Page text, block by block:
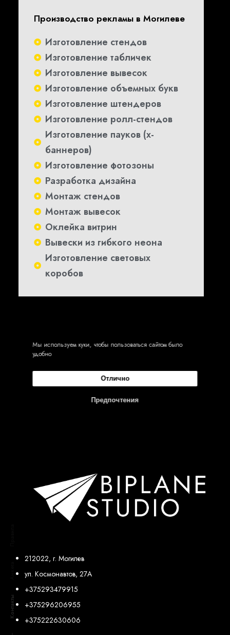
Анкета
Контакты
Производство рекламы в Могилеве
Изготовление стендов
Изготовление табличек
Изготовление вывесок
Изготовление объемных букв
Изготовление штендеров
Изготовление ролл-стендов
Изготовление пауков (х-
баннеров)
Изготовление фотозоны
Разработка дизайна
Монтаж стендов
Монтаж вывесок
Оклейка витрин
Вывески из гибкого неона
Изготовление световых
коробов
212022, г. Могилев
ул. Космонавтов, 27А
+375293479915
+375296206955
+375222630606
Мы используем куки, чтобы пользоваться сайтом было
удобно
Предпочтения
Отлично